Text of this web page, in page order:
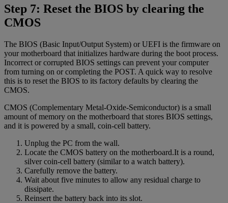
Step 7: Reset the BIOS by clearing the
CMOS
The BIOS (Basic Input/Output System) or UEFI is the firmware on
your motherboard that initializes hardware during the boot process.
Incorrect or corrupted BIOS settings can prevent your computer
from turning on or completing the POST. A quick way to resolve
this is to reset the BIOS to its factory defaults by clearing the
CMOS.
CMOS (Complementary Metal-Oxide-Semiconductor) is a small
amount of memory on the motherboard that stores BIOS settings,
and it is powered by a small, coin-cell battery.
Unplug the PC from the wall.
Locate the CMOS battery on the motherboard.It is a round,
silver coin-cell battery (similar to a watch battery).
Carefully remove the battery.
Wait about five minutes to allow any residual charge to
dissipate.
Reinsert the battery back into its slot.